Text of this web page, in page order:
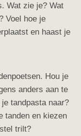
Wat zie je? Wat
Voel hoe je
en haast je
Hou je
anders aan te
tandpasta naar?
tanden en kiezen
trilt?